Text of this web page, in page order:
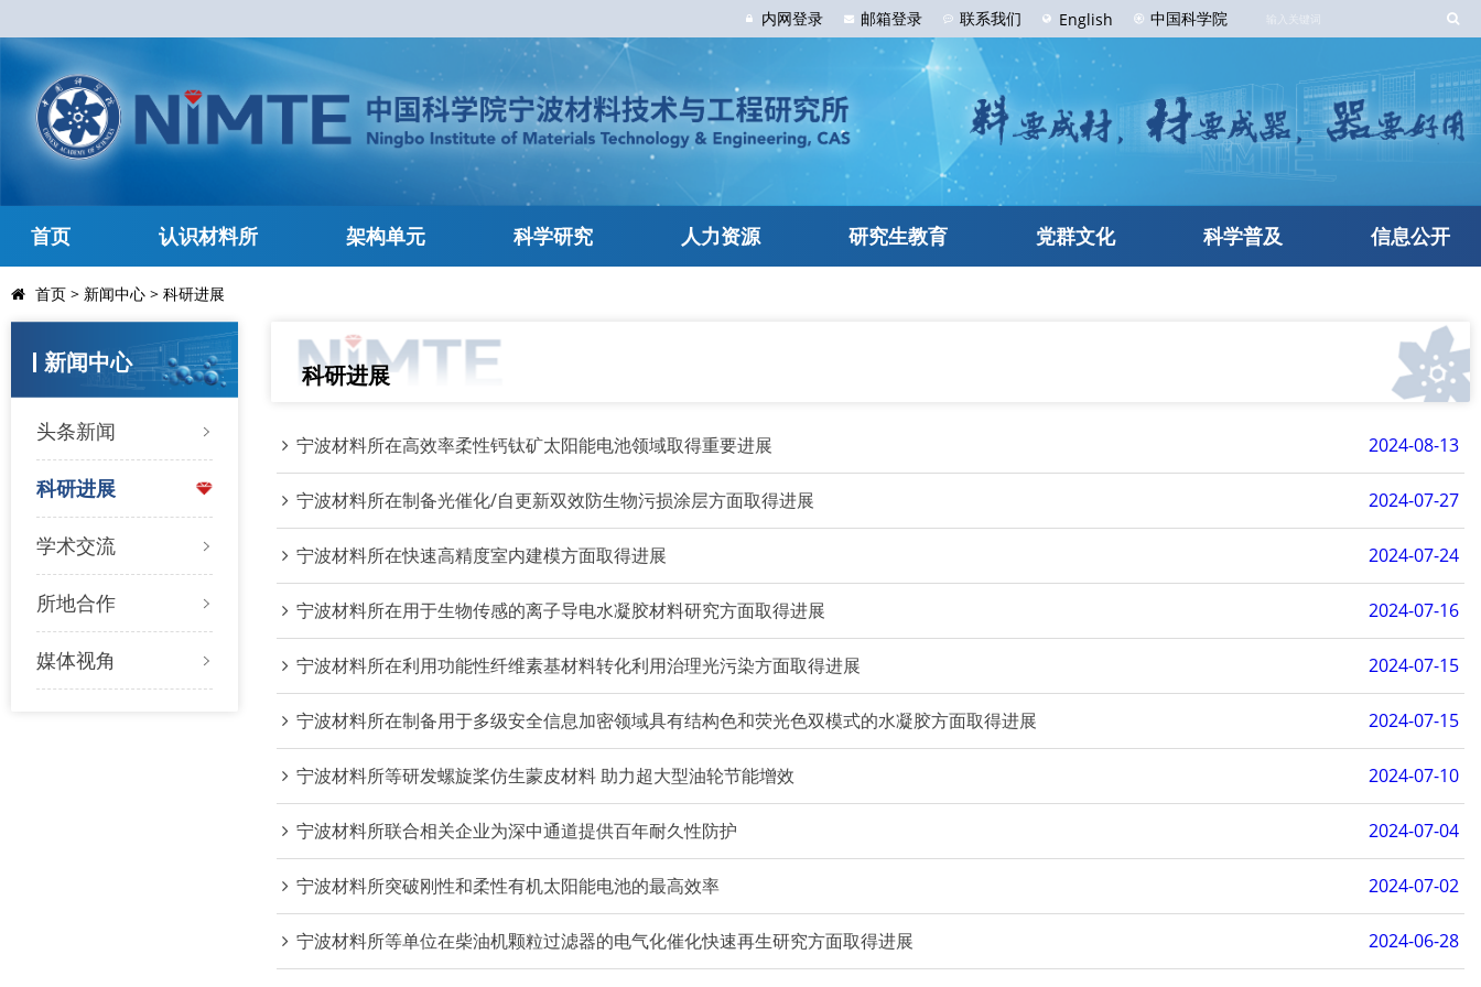
内网登录 邮箱登录 联系我们 English 中国科学院
首页 认识材料所 架构单元 科学研究 人力资源 研究生教育 党群文化 科学普及 信息公开
首页 > 新闻中心 > 科研进展
新闻中心
头条新闻
科研进展
学术交流
所地合作
媒体视角
科研进展
宁波材料所在高效率柔性钙钛矿太阳能电池领域取得重要进展 2024-08-13
宁波材料所在制备光催化/自更新双效防生物污损涂层方面取得进展 2024-07-27
宁波材料所在快速高精度室内建模方面取得进展 2024-07-24
宁波材料所在用于生物传感的离子导电水凝胶材料研究方面取得进展 2024-07-16
宁波材料所在利用功能性纤维素基材料转化利用治理光污染方面取得进展 2024-07-15
宁波材料所在制备用于多级安全信息加密领域具有结构色和荧光色双模式的水凝胶方面取得进展 2024-07-15
宁波材料所等研发螺旋桨仿生蒙皮材料 助力超大型油轮节能增效 2024-07-10
宁波材料所联合相关企业为深中通道提供百年耐久性防护 2024-07-04
宁波材料所突破刚性和柔性有机太阳能电池的最高效率 2024-07-02
宁波材料所等单位在柴油机颗粒过滤器的电气化催化快速再生研究方面取得进展 2024-06-28